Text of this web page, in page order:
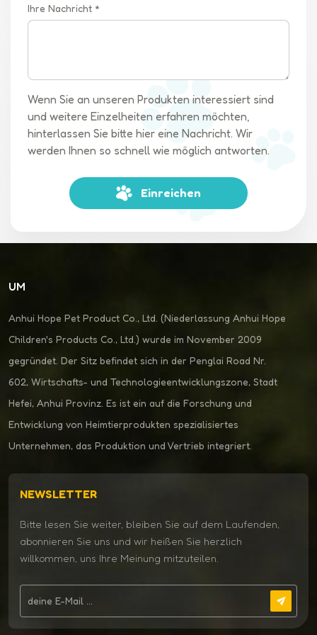
Fahrt ein gemütliches und entspannendes Erlebnis. Diese
geräumige und komfortable Umgebung trägt dazu bei, Ängste
Trotz seiner Größe ist der Haustierkinderwagen auf einfache
sanften Federung und des ergonomischen Griffs können
Tierbesitzer mühelos durch verschiedene Gelände navigieren.
Dies gewährleistet eine reibungslose und komfortable Fahrt
sowohl für das Haustier als auch für den Besitzer.
Zusammenfassend lässt sich sagen, dass diese neue Art von
Kinderwagen für große Hunde mehr Komfort, verbesserte
Zugänglichkeit und verbesserte Sicherheitsfunktionen bietet
Transportmittel bietet.
Ihre Nachricht *
Wenn Sie an unseren Produkten interessiert sind
und weitere Einzelheiten erfahren möchten,
hinterlassen Sie bitte hier eine Nachricht. Wir
werden Ihnen so schnell wie möglich antworten.
Einreichen
UM
Anhui Hope Pet Product Co., Ltd. (Niederlassung Anhui Hope
Children's Products Co., Ltd.) wurde im November 2009
gegründet. Der Sitz befindet sich in der Penglai Road Nr.
602, Wirtschafts- und Technologieentwicklungszone, Stadt
Hefei, Anhui Provinz. Es ist ein auf die Forschung und
Entwicklung von Heimtierprodukten spezialisiertes
Unternehmen, das Produktion und Vertrieb integriert.
NEWSLETTER
Bitte lesen Sie weiter, bleiben Sie auf dem Laufenden,
abonnieren Sie uns und wir heißen Sie herzlich
willkommen, uns Ihre Meinung mitzuteilen.